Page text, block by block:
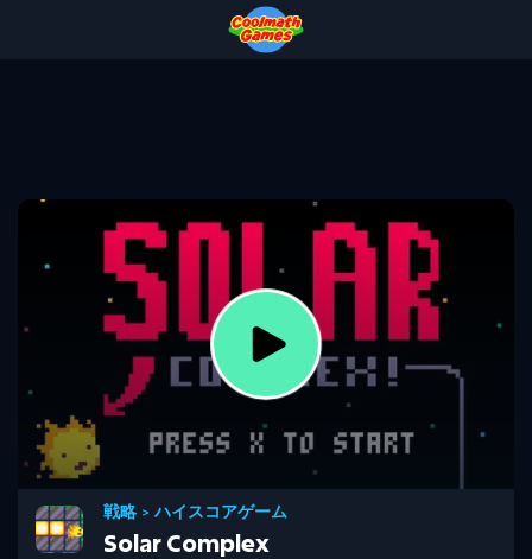
戦略 >ハイスコアゲーム
Solar Complex